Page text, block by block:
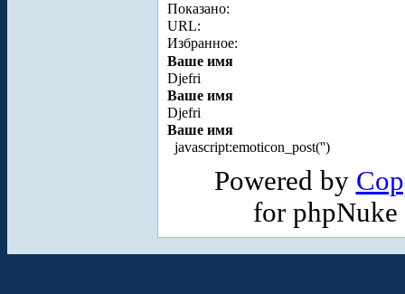
Показано:
URL:
Избранное:
Ваше имя
Djefri
Ваше имя
Djefri
Ваше имя
javascript:emoticon_post('')
Powered by
for